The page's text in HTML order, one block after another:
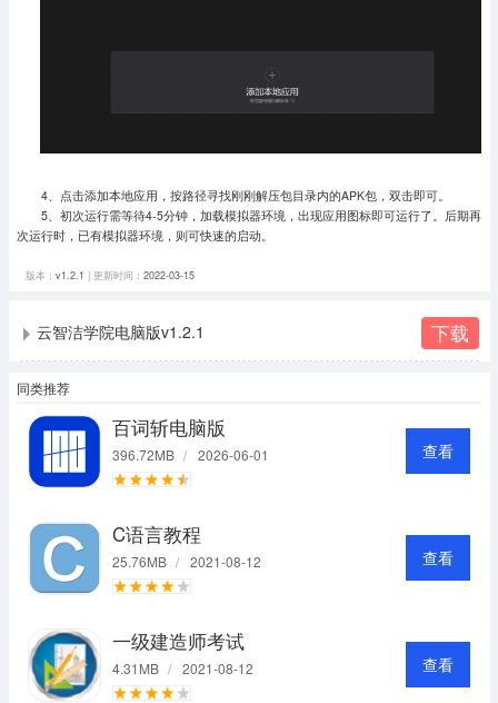
4、点击添加本地应用，按路径寻找刚刚解压包目录内的APK包，双击即可。
5、初次运行需等待4-5分钟，加载模拟器环境，出现应用图标即可运行了。
后期再
次运行时，已有模拟器环境，则可快速的启动。
版本： v1.2.1 | 更新时间： 2022-03-15
云智洁学院电脑版v1.2.1 下载
同类推荐
百词斩电脑版
396.72MB / 2026-06-01 查看
C语言教程
25.76MB / 2021-08-12 查看
一级建造师考试
4.31MB / 2021-08-12 查看